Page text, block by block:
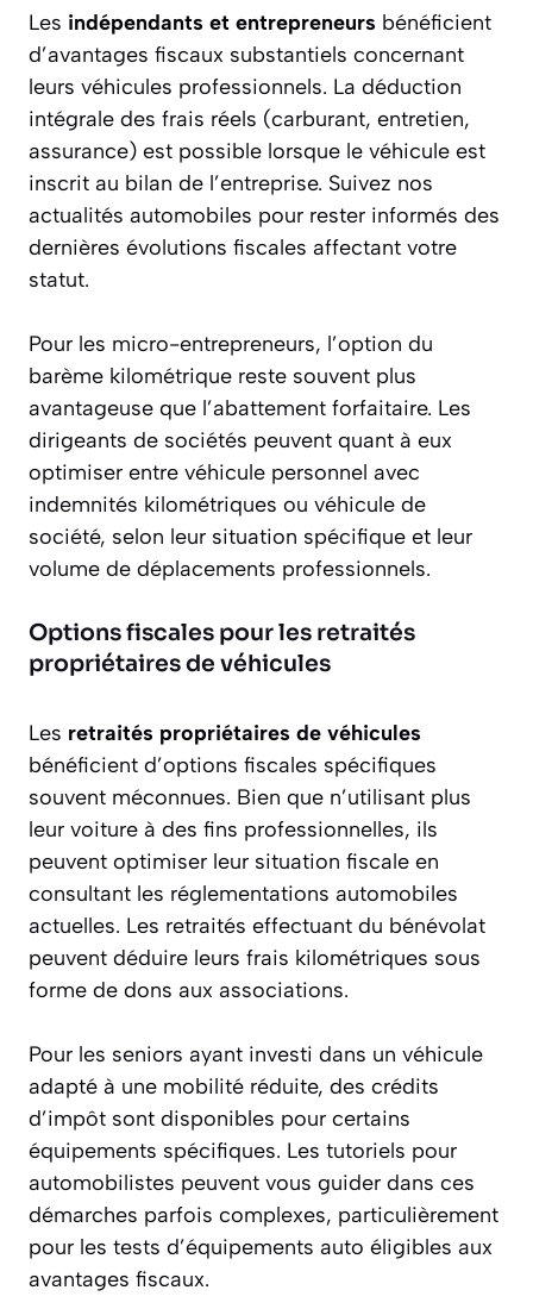
Les indépendants et entrepreneurs bénéficient
d’avantages fiscaux substantiels concernant
leurs véhicules professionnels. La déduction
intégrale des frais réels (carburant, entretien,
assurance) est possible lorsque le véhicule est
inscrit au bilan de l’entreprise. Suivez nos
actualités automobiles pour rester informés des
dernières évolutions fiscales affectant votre
statut.
Pour les micro-entrepreneurs, l’option du
barème kilométrique reste souvent plus
avantageuse que l’abattement forfaitaire. Les
dirigeants de sociétés peuvent quant à eux
optimiser entre véhicule personnel avec
indemnités kilométriques ou véhicule de
société, selon leur situation spécifique et leur
volume de déplacements professionnels.
Options fiscales pour les retraités
propriétaires de véhicules
Les retraités propriétaires de véhicules
bénéficient d’options fiscales spécifiques
souvent méconnues. Bien que n’utilisant plus
leur voiture à des fins professionnelles, ils
peuvent optimiser leur situation fiscale en
consultant les réglementations automobiles
actuelles. Les retraités effectuant du bénévolat
peuvent déduire leurs frais kilométriques sous
forme de dons aux associations.
Pour les seniors ayant investi dans un véhicule
adapté à une mobilité réduite, des crédits
d’impôt sont disponibles pour certains
équipements spécifiques. Les tutoriels pour
automobilistes peuvent vous guider dans ces
démarches parfois complexes, particulièrement
pour les tests d’équipements auto éligibles aux
avantages fiscaux.